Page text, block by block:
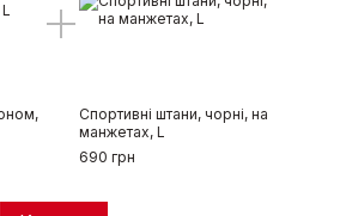
Спортивні штани, чорні, на
манжетах, L
690 грн